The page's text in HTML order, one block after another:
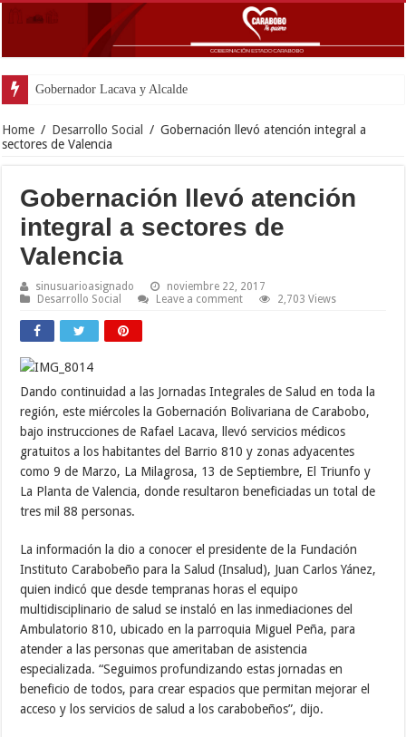
Gobernador Lacava y Alcaldesa Castillo reina
Home / Desarrollo Social / Gobernación llevó atención integral a
sectores de Valencia
Gobernación llevó atención
integral a sectores de
Valencia
sinusuarioasignado
noviembre 22, 2017
Desarrollo Social
Leave a comment 2,703 Views
Dando continuidad a las Jornadas Integrales de Salud en toda la
región, este miércoles la Gobernación Bolivariana de Carabobo,
bajo instrucciones de Rafael Lacava, llevó servicios médicos
gratuitos a los habitantes del Barrio 810 y zonas adyacentes
como 9 de Marzo, La Milagrosa, 13 de Septiembre, El Triunfo y
La Planta de Valencia, donde resultaron beneficiadas un total de
tres mil 88 personas.
La información la dio a conocer el presidente de la Fundación
Instituto Carabobeño para la Salud (Insalud), Juan Carlos Yánez,
quien indicó que desde tempranas horas el equipo
multidisciplinario de salud se instaló en las inmediaciones del
Ambulatorio 810, ubicado en la parroquia Miguel Peña, para
atender a las personas que ameritaban de asistencia
especializada. “Seguimos profundizando estas jornadas en
beneficio de todos, para crear espacios que permitan mejorar el
acceso y los servicios de salud a los carabobeños”, dijo.